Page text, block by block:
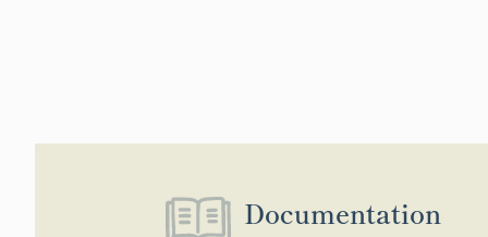
Documentation